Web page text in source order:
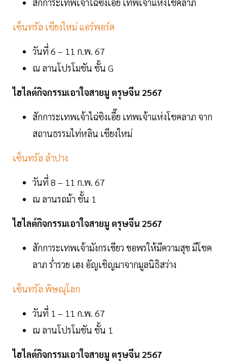
เซ็นทรัล เชียงใหม่ แอร์พอร์ต
วันที่ 6 – 11 ก.พ. 67
ณ ลานโปรโมชัน ชั้น G
ไฮไลต์กิจกรรมเอาใจสายมู ตรุษจีน 2567
สักการะเทพเจ้าไฉ่ซิงเอี๊ย เทพเจ้าแห่งโชคลาภ จาก
สถานธรรมไท่หลิน เชียงใหม่
เซ็นทรัล ลำปาง
วันที่ 8 – 11 ก.พ. 67
ณ ลานรถม้า ชั้น 1
ไฮไลต์กิจกรรมเอาใจสายมู ตรุษจีน 2567
สักการะเทพเจ้ามังกรเขียว ขอพรให้มีความสุข มีโชค
ลาภ ร่ำรวย เฮง อัญเชิญมาจากมูลนิธิสว่าง
เซ็นทรัล พิษณุโลก
วันที่ 1 – 11 ก.พ. 67
ณ ลานโปรโมชัน ชั้น 1
ไฮไลต์กิจกรรมเอาใจสายมู ตรุษจีน 2567